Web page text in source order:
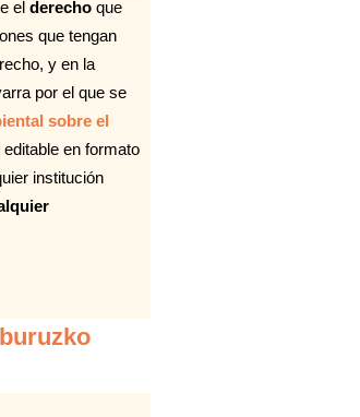
elderecho que
que tengan
y en la
por el que se
sobre el
en formato
institución